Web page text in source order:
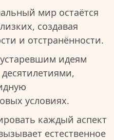
мир остаётся
создавая
и отстранённости.
идеям
условиях.
каждый аспект
естественное